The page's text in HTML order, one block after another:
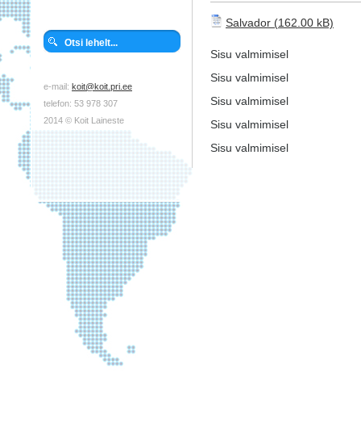
e-mail: koit@koit.pri.ee
telefon: 53 978 307
2014 © Koit Laineste
Salvador
Sisu valmimisel
Sisu valmimisel
Sisu valmimisel
Sisu valmimisel
Sisu valmimisel